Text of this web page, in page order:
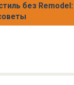
без Remodel: